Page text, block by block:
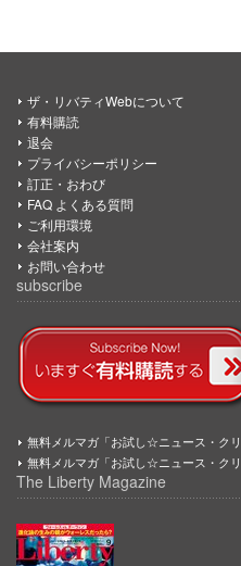
ザ・リバティWebについて
有料購読
退会
プライバシーポリシー
訂正・おわび
FAQ よくある質問
ご利用環境
会社案内
お問い合わせ
subscribe
無料メルマガ「お試し☆ニュース・ク
無料メルマガ「お試し☆ニュース・ク
The Liberty Magazine